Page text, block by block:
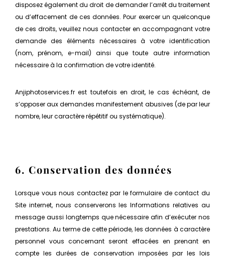
disposez également du droit de demander l’arrêt du traitement
ou d’effacement de ces données. Pour exercer un quelconque
de ces droits, veuillez nous contacter en accompagnant votre
demande des éléments nécessaires à votre identification
(nom, prénom, e-mail) ainsi que toute autre information
nécessaire à la confirmation de votre identité.
Anjiphotoservices.fr est toutefois en droit, le cas échéant, de
s’opposer aux demandes manifestement abusives (de par leur
nombre, leur caractère répétitif ou systématique).
6. Conservation des données
Lorsque vous nous contactez par le formulaire de contact du
Site internet, nous conserverons les Informations relatives au
message aussi longtemps que nécessaire afin d’exécuter nos
prestations. Au terme de cette période, les données à caractère
personnel vous concernant seront effacées en prenant en
compte les durées de conservation imposées par les lois